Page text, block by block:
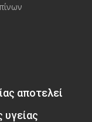
αποτελεί
υγείας